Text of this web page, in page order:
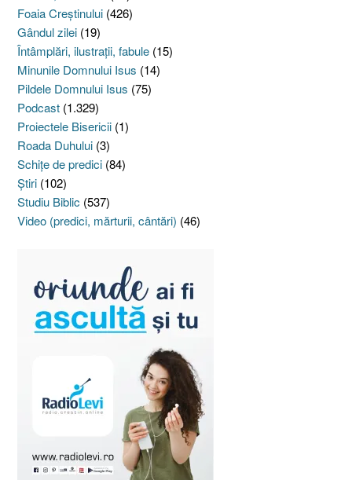
Foaia Creştinului (426)
Gândul zilei (19)
Întâmplări, ilustraţii, fabule (15)
Minunile Domnului Isus (14)
Pildele Domnului Isus (75)
Podcast (1.329)
Proiectele Bisericii (1)
Roada Duhului (3)
Schiţe de predici (84)
Ştiri (102)
Studiu Biblic (537)
Video (predici, mărturii, cântări) (46)